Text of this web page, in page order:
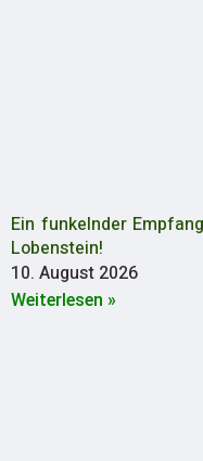
Ein funkelnder
Lobenstein!
10. August 2026
Weiterlesen »